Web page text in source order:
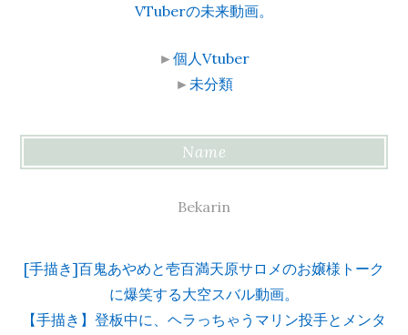
VTuberの未来動画。
►個人Vtuber
► 未分類
Name
Bekarin
[手描き]百鬼あやめと壱百満天原サロメのお嬢様トーク
に爆笑する大空スバル動画。
【手描き】登板中に、ヘラっちゃうマリン投手とメンタ